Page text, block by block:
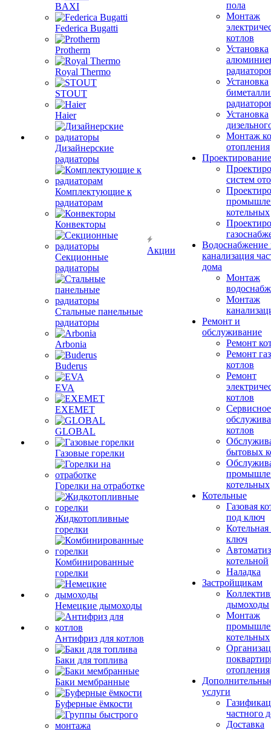
BAXI
Federica Bugatti
Protherm
Royal Thermo
STOUT
Haier
Дизайнерские
радиаторы
Комплектующие к
радиаторам
Конвекторы
Секционные
радиаторы
Стальные панельные
радиаторы
Arbonia
Buderus
EVA
EXEMET
GLOBAL
Газовые горелки
Горелки на отработке
Жидкотопливные
горелки
Комбинированные
горелки
Немецкие дымоходы
Антифриз для котлов
Баки для топлива
Баки мембранные
Буферные ёмкости
Акции
пола
Монтаж
котлов
Установка
Установка
Установка
Монтаж
отопления
Проектирование
систем
котельных
Водоснабжение
канализация
дома
Монтаж
Монтаж
Ремонт и
обслуживание
Ремонт
Ремонт
котлов
Ремонт
котлов
Сервисное
котлов
бытовых
котельных
Котельные
Газовая
под ключ
ключ
котельной
Наладка
Застройщикам
дымоходы
Монтаж
котельных
отопления
услуги
частного
Доставка